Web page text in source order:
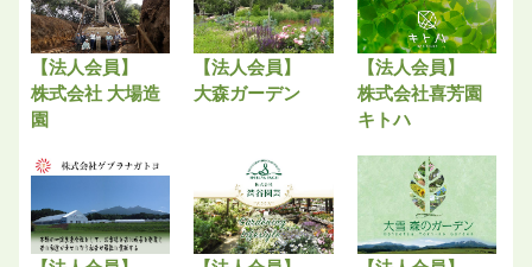
【法人会員】
株式会社 大場造
園
【法人会員】
大森ガーデン
【法人会員】
株式会社喜芳園
キトハ